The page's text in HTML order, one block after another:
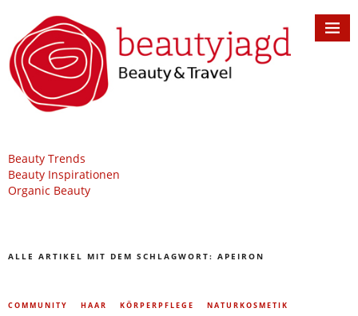
Beauty Trends
Beauty Inspirationen
Organic Beauty
ALLE ARTIKEL MIT DEM SCHLAGWORT: APEIRON
COMMUNITY HAAR KÖRPERPFLEGE NATURKOSMETIK